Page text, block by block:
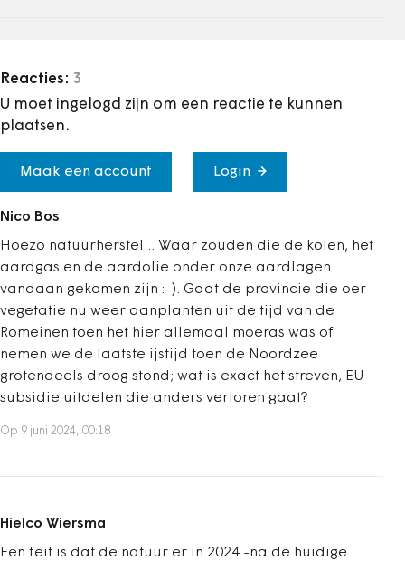
Reacties: 3
U moet ingelogd zijn om een reactie te kunnen
plaatsen.
Maak een account Login
Nico Bos
Hoezo natuurherstel... Waar zouden die de kolen, het
aardgas en de aardolie onder onze aardlagen
vandaan gekomen zijn :-). Gaat de provincie die oer
vegetatie nu weer aanplanten uit de tijd van de
Romeinen toen het hier allemaal moeras was of
nemen we de laatste ijstijd toen de Noordzee
grotendeels droog stond; wat is exact het streven, EU
subsidie uitdelen die anders verloren gaat?
Op 9 juni 2024, 00:18
Hielco Wiersma
Een feit is dat de natuur er in 2024 -na de huidige